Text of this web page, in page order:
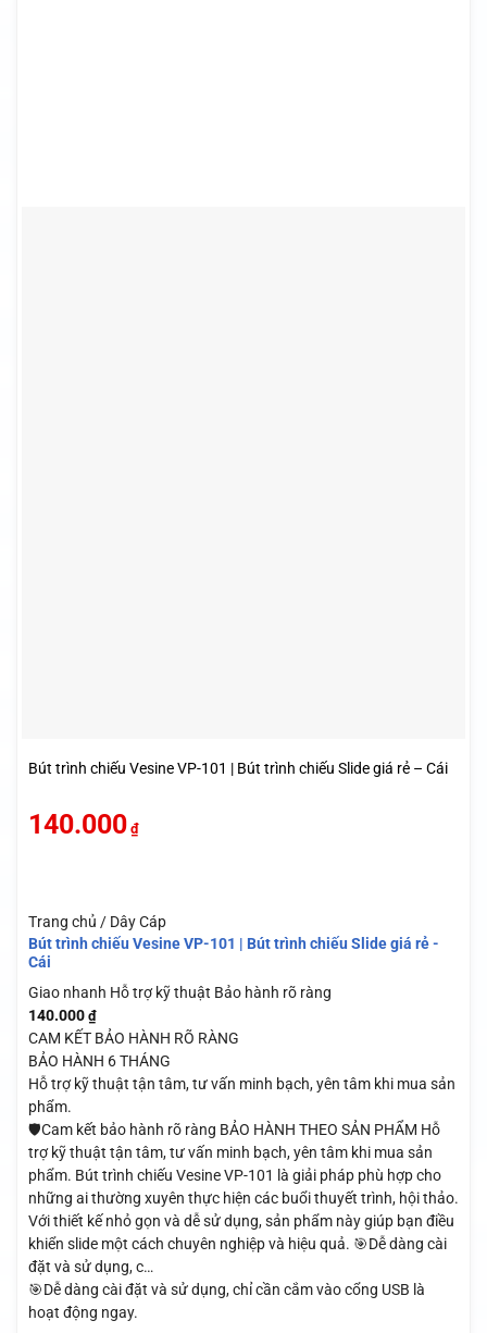
Bút trình chiếu Vesine VP-101 | Bút trình chiếu Slide giá rẻ – Cái
140.000 ₫
Trang chủ / Dây Cáp
Bút trình chiếu Vesine VP-101 | Bút trình chiếu Slide giá rẻ -
Cái
Giao nhanh Hỗ trợ kỹ thuật Bảo hành rõ ràng
140.000 ₫
CAM KẾT BẢO HÀNH RÕ RÀNG
BẢO HÀNH 6 THÁNG
Hỗ trợ kỹ thuật tận tâm, tư vấn minh bạch, yên tâm khi mua sản
phẩm.
🛡️Cam kết bảo hành rõ ràng BẢO HÀNH THEO SẢN PHẨM Hỗ
trợ kỹ thuật tận tâm, tư vấn minh bạch, yên tâm khi mua sản
phẩm. Bút trình chiếu Vesine VP-101 là giải pháp phù hợp cho
những ai thường xuyên thực hiện các buổi thuyết trình, hội thảo.
Với thiết kế nhỏ gọn và dễ sử dụng, sản phẩm này giúp bạn điều
khiển slide một cách chuyên nghiệp và hiệu quả. 🎯Dễ dàng cài
đặt và sử dụng, c…
🎯Dễ dàng cài đặt và sử dụng, chỉ cần cắm vào cổng USB là
hoạt động ngay.